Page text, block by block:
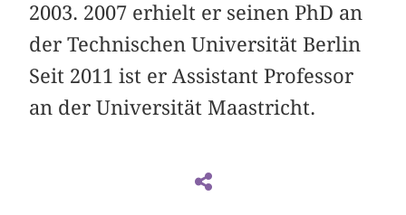
2003. 2007 erhielt er seinen PhD an
der Technischen Universität Berlin
Seit 2011 ist er Assistant Professor
an der Universität Maastricht.